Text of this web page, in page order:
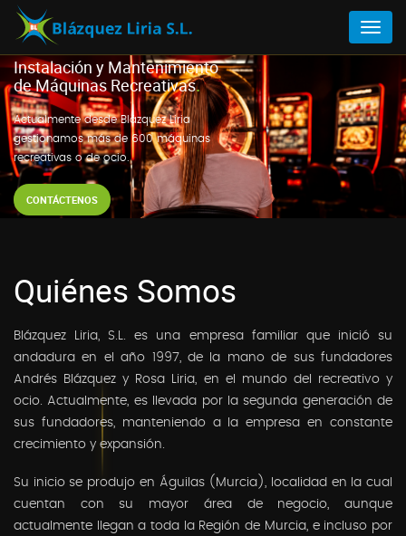
Menú
Instalación y Mantenimiento
de Máquinas Recreativas.
Actualmente desde Blázquez Liria
gestionamos más de 600 máquinas
recreativas o de ocio.
CONTÁCTENOS
Quiénes Somos
Blázquez Liria, S.L. es una empresa familiar que inició su
andadura en el año 1997, de la mano de sus fundadores
Andrés Blázquez y Rosa Liria, en el mundo del recreativo y
ocio. Actualmente, es llevada por la segunda generación de
sus fundadores, manteniendo a la empresa en constante
crecimiento y expansión.
Su inicio se produjo en Águilas (Murcia), localidad en la cual
cuentan con su mayor área de negocio, aunque
actualmente llegan a toda la Región de Murcia, e incluso por